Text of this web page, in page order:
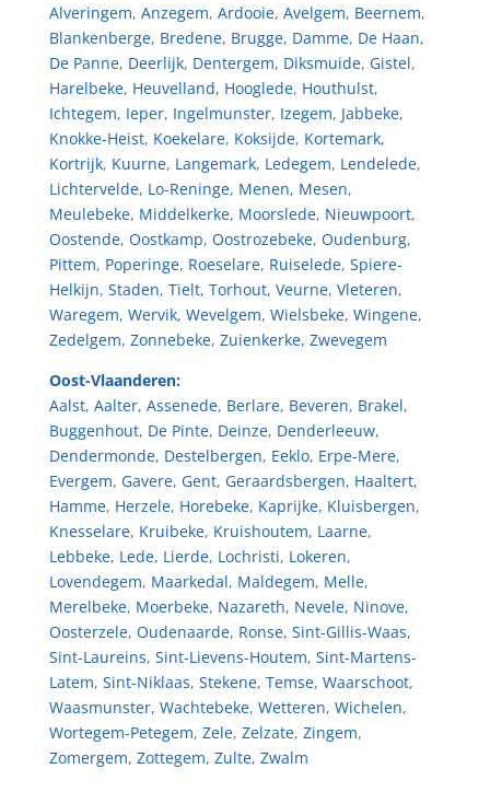
Alveringem, Anzegem, Ardooie, Avelgem, Beernem,
Blankenberge, Bredene, Brugge, Damme, De Haan,
De Panne, Deerlijk, Dentergem, Diksmuide, Gistel,
Harelbeke, Heuvelland, Hooglede, Houthulst,
Ichtegem, Ieper, Ingelmunster, Izegem, Jabbeke,
Knokke-Heist, Koekelare, Koksijde, Kortemark,
Kortrijk, Kuurne, Langemark, Ledegem, Lendelede,
Lichtervelde, Lo-Reninge, Menen, Mesen,
Meulebeke, Middelkerke, Moorslede, Nieuwpoort,
Oostende, Oostkamp, Oostrozebeke, Oudenburg,
Pittem, Poperinge, Roeselare, Ruiselede, Spiere-
Helkijn, Staden, Tielt, Torhout, Veurne, Vleteren,
Waregem, Wervik, Wevelgem, Wielsbeke, Wingene,
Zedelgem, Zonnebeke, Zuienkerke, Zwevegem
Oost-Vlaanderen:
Aalst, Aalter, Assenede, Berlare, Beveren, Brakel,
Buggenhout, De Pinte, Deinze, Denderleeuw,
Dendermonde, Destelbergen, Eeklo, Erpe-Mere,
Evergem, Gavere, Gent, Geraardsbergen, Haaltert,
Hamme, Herzele, Horebeke, Kaprijke, Kluisbergen,
Knesselare, Kruibeke, Kruishoutem, Laarne,
Lebbeke, Lede, Lierde, Lochristi, Lokeren,
Lovendegem, Maarkedal, Maldegem, Melle,
Merelbeke, Moerbeke, Nazareth, Nevele, Ninove,
Oosterzele, Oudenaarde, Ronse, Sint-Gillis-Waas,
Sint-Laureins, Sint-Lievens-Houtem, Sint-Martens-
Latem, Sint-Niklaas, Stekene, Temse, Waarschoot,
Waasmunster, Wachtebeke, Wetteren, Wichelen,
Wortegem-Petegem, Zele, Zelzate, Zingem,
Zomergem, Zottegem, Zulte, Zwalm